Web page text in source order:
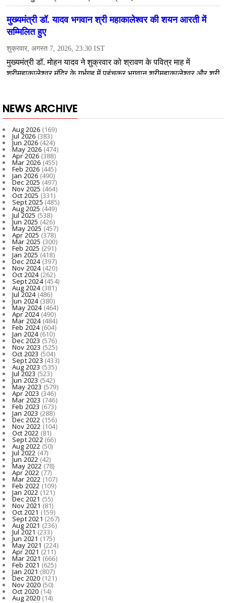
NEWS ARCHIVE
Aug 2026 (169)
Jul 2026 (383)
Jun 2026(424)
May 2026(474)
Apr 2026 (388)
Mar 2026(455)
Feb 2026 (445)
Jan 2026 (490)
Dec 2025(497)
Nov 2025 (464)
Oct 2025 (331)
Sept 2025 (485)
Aug 2025 (449)
Jul 2025 (538)
Jun 2025(426)
May 2025(457)
Apr 2025 (378)
Mar 2025 (300)
Feb 2025 (291)
Jan 2025 (418)
Dec 2024(397)
Nov 2024(420)
Oct 2024(262)
Sept 2024(454)
Aug 2024(381)
Jul 2024(486)
Jun 2024(380)
May 2024(464)
Apr 2024(490)
Mar 2024(484)
Feb 2024(604)
Jan 2024(610)
Dec 2023(576)
Nov 2023 (525)
Oct 2023 (504)
Sept 2023 (433)
Aug 2023 (535)
Jul 2023 (523)
Jun 2023(542)
May 2023(579)
Apr 2023 (346)
Mar 2023 (746)
Feb 2023 (673)
Jan 2023 (288)
Dec 2022(156)
Nov 2022 (104)
Oct 2022 (81)
Sept 2022(66)
Aug 2022 (50)
Jul 2022 (47)
Jun 2022(42)
May 2022(78)
Apr 2022 (77)
Mar 2022(107)
Feb 2022 (109)
Jan 2022 (121)
Dec 2021 (55)
Nov 2021 (81)
Oct 2021 (159)
Sept 2021 (267)
Aug 2021 (236)
Jul 2021 (233)
Jun 2021(175)
May 2021(224)
Apr 2021 (211)
Mar 2021 (666)
Feb 2021 (625)
Jan 2021 (807)
Dec 2020(121)
Nov 2020 (50)
Oct 2020 (14)
Aug 2020(14)